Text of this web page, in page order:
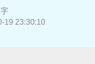
19 23:30:10